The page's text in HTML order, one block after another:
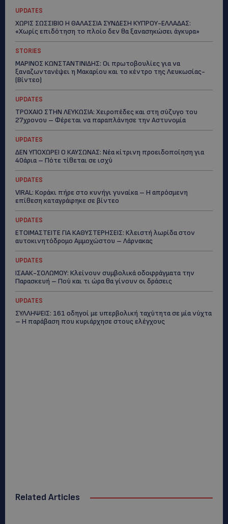
UPDATES
ΧΩΡΙΣ ΣΩΣΣΙΒΙΟ Η ΘΑΛΑΣΣΙΑ ΣΥΝΔΕΣΗ ΚΥΠΡΟΥ-ΕΛΛΑΔΑΣ:
«Χωρίς επιδότηση το πλοίο δεν θα ξανασηκώσει άγκυρα»
STORIES
ΜΑΡΙΝΟΣ ΚΩΝΣΤΑΝΤΙΝΙΔΗΣ: Οι πρωτοβουλίες για να
ξαναζωντανέψει η Μακαρίου και το κέντρο της Λευκωσίας-
(Βίντεο)
UPDATES
ΤΡΟΧΑΙΟ ΣΤΗΝ ΛΕΥΚΩΣΙΑ: Χειροπέδες και στη σύζυγο του
27χρονου – Φέρεται να παραπλάνησε την Αστυνομία
UPDATES
ΔΕΝ ΥΠΟΧΩΡΕΙ Ο ΚΑΥΣΩΝΑΣ: Νέα κίτρινη προειδοποίηση για
40άρια – Πότε τίθεται σε ισχύ
UPDATES
VIRAL: Κοράκι πήρε στο κυνήγι γυναίκα – Η απρόσμενη
επίθεση καταγράφηκε σε βίντεο
UPDATES
ΕΤΟΙΜΑΣΤΕΙΤΕ ΓΙΑ ΚΑΘΥΣΤΕΡΗΣΕΙΣ: Κλειστή λωρίδα στον
αυτοκινητόδρομο Αμμοχώστου – Λάρνακας
UPDATES
ΙΣΑΑΚ-ΣΟΛΩΜΟΥ: Κλείνουν συμβολικά οδοφράγματα την
Παρασκευή – Πού και τι ώρα θα γίνουν οι δράσεις
UPDATES
ΣΥΛΛΗΨΕΙΣ: 161 οδηγοί με υπερβολική ταχύτητα σε μία νύχτα
– Η παράβαση που κυριάρχησε στους ελέγχους
Related Articles